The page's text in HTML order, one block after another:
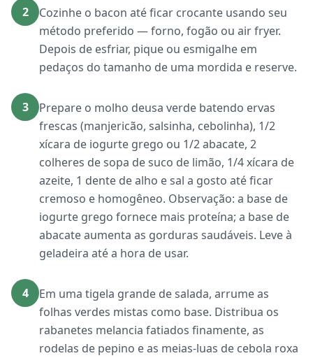
2
Cozinhe o bacon até ficar crocante usando seu
método preferido — forno, fogão ou air fryer.
Depois de esfriar, pique ou esmigalhe em
pedaços do tamanho de uma mordida e reserve.
3
Prepare o molho deusa verde batendo ervas
frescas (manjericão, salsinha, cebolinha), 1/2
xícara de iogurte grego ou 1/2 abacate, 2
colheres de sopa de suco de limão, 1/4 xícara de
azeite, 1 dente de alho e sal a gosto até ficar
cremoso e homogêneo. Observação: a base de
iogurte grego fornece mais proteína; a base de
abacate aumenta as gorduras saudáveis. Leve à
geladeira até a hora de usar.
4
Em uma tigela grande de salada, arrume as
folhas verdes mistas como base. Distribua os
rabanetes melancia fatiados finamente, as
rodelas de pepino e as meias-luas de cebola roxa